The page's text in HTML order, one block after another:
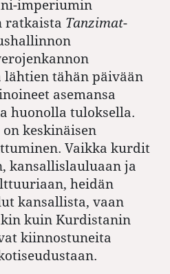
imperiumin
ratkaista Tanzimat-
lähtien tähän päivään
asemansa
huonolla tuloksella.
keskinäisen
Vaikka kurdit
kansallislauluaan ja
heidän
kansallista, vaan
kuin Kurdistanin
kiinnostuneita